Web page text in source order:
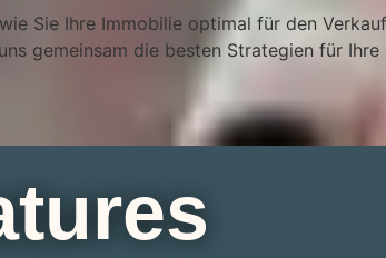
Sie Ihre Immobilie optimal für den
gemeinsam die besten Strategien für